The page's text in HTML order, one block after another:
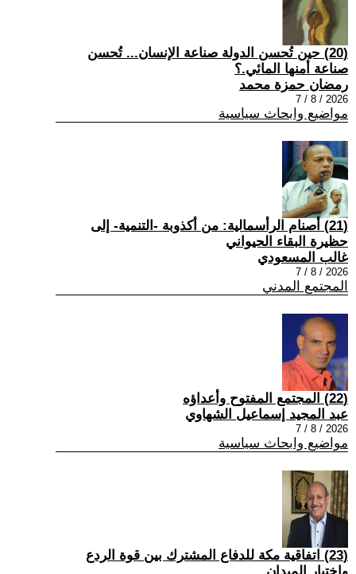
(20) حين تُحسن الدولة صناعة الإنسان... تُحسن
صناعة أمنها المائي.؟
رمضان حمزة محمد
2026 / 8 / 7
مواضيع وابحاث سياسية
(21) أصنام الرأسمالية: من أكذوبة -التنمية- إلى
حظيرة البقاء الحيواني
غالب المسعودي
2026 / 8 / 7
المجتمع المدني
(22) المجتمع المفتوح وأعداؤه
عبد المجيد إسماعيل الشهاوي
2026 / 8 / 7
مواضيع وابحاث سياسية
(23) اتفاقية مكة للدفاع المشترك بين قوة الردع